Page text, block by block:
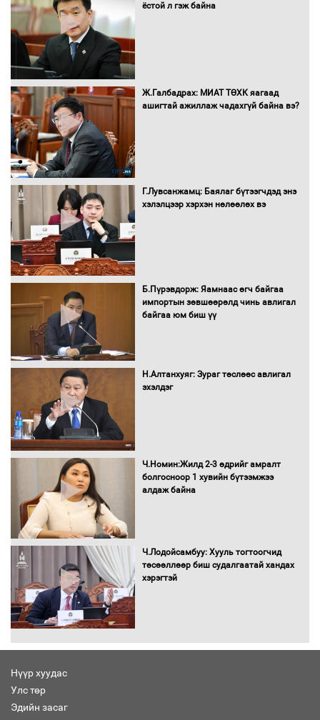
ёстой л гэж байна
Ж.Галбадрах: МИАТ ТӨХК яагаад
ашигтай ажиллаж чадахгүй байна вэ?
Г.Лувсанжамц: Баялаг бүтээгчдэд энэ
хэлэлцээр хэрхэн нөлөөлөх вэ
Б.Пүрэвдорж: Яамнаас өгч байгаа
импортын зөвшөөрөлд чинь авлигал
байгаа юм биш үү
Н.Алтанхуяг: Зураг төслөөс авлигал
эхэлдэг
Ч.Номин:Жилд 2-3 өдрийг амралт
болгосноор 1 хувийн бүтээмжээ
алдаж байна
Ч.Лодойсамбуу: Хууль тогтоогчид
төсөөллөөр биш судалгаатай хандах
хэрэгтэй
Нүүр хуудас
Улс төр
Эдийн засаг